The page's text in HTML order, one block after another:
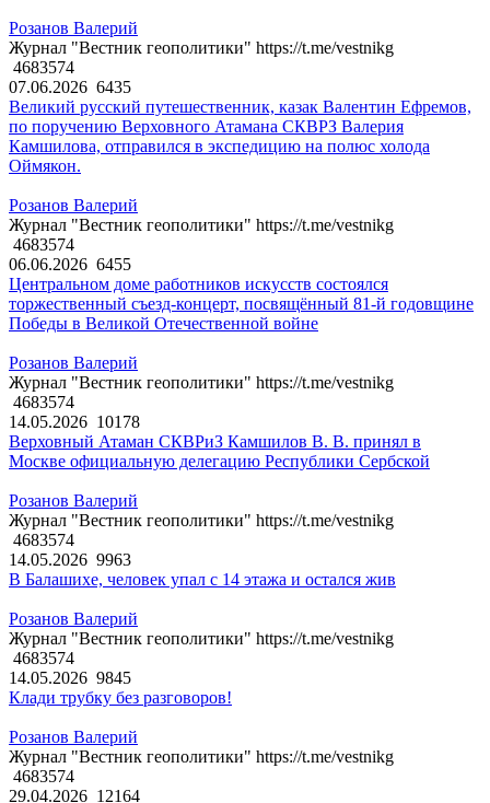
Розанов Валерий
Журнал "Вестник геополитики" https://t.me/vestnikg
4683574
07.06.2026 6435
Великий русский путешественник, казак Валентин Ефремов,
по поручению Верховного Атамана СКВРЗ Валерия
Камшилова, отправился в экспедицию на полюс холода
Оймякон.
Розанов Валерий
Журнал "Вестник геополитики" https://t.me/vestnikg
4683574
06.06.2026 6455
Центральном доме работников искусств состоялся
торжественный съезд-концерт, посвящённый 81-й годовщине
Победы в Великой Отечественной войне
Розанов Валерий
Журнал "Вестник геополитики" https://t.me/vestnikg
4683574
14.05.2026 10178
Верховный Атаман СКВРиЗ Камшилов В. В. принял в
Москве официальную делегацию Республики Сербской
Розанов Валерий
Журнал "Вестник геополитики" https://t.me/vestnikg
4683574
14.05.2026 9963
В Балашихе, человек упал с 14 этажа и остался жив
Розанов Валерий
Журнал "Вестник геополитики" https://t.me/vestnikg
4683574
14.05.2026 9845
Клади трубку без разговоров!
Розанов Валерий
Журнал "Вестник геополитики" https://t.me/vestnikg
4683574
29.04.2026 12164